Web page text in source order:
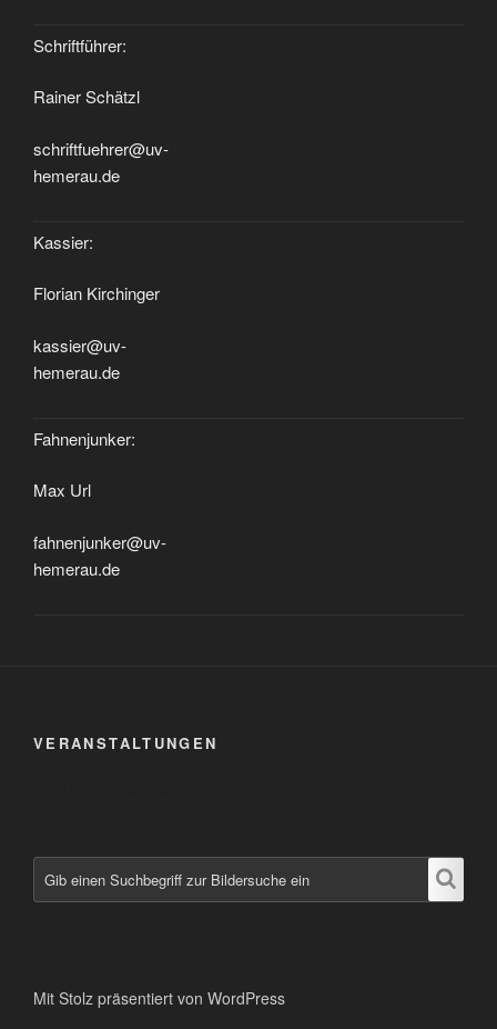
Schriftführer:
Rainer Schätzl
schriftfuehrer@uv-
hemerau.de
Kassier:
Florian Kirchinger
kassier@uv-
hemerau.de
Fahnenjunker:
Max Url
fahnenjunker@uv-
hemerau.de
VERANSTALTUNGEN
Mit Stolz präsentiert von WordPress